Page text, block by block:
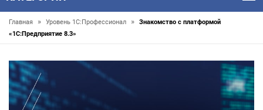
Главная » Уровень 1С:Профессионал »
Знакомство с платформой
«1C:Предприятие 8.3»